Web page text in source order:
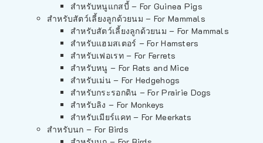
สำหรับหนูแกสบี้ – For Guinea Pigs
สำหรับสัตว์เลี้ยงลูกด้วยนม – For Mammals
สำหรับสัตว์เลี้ยงลูกด้วยนม – For Mammals
สำหรับแฮมสเตอร์ – For Hamsters
สำหรับเฟอเรท – For Ferrets
สำหรับหนู – For Rats and Mice
สำหรับเม่น – For Hedgehogs
สำหรับกระรอกดิน – For Prairie Dogs
สำหรับลิง – For Monkeys
สำหรับเมียร์แคท – For Meerkats
สำหรับนก – For Birds